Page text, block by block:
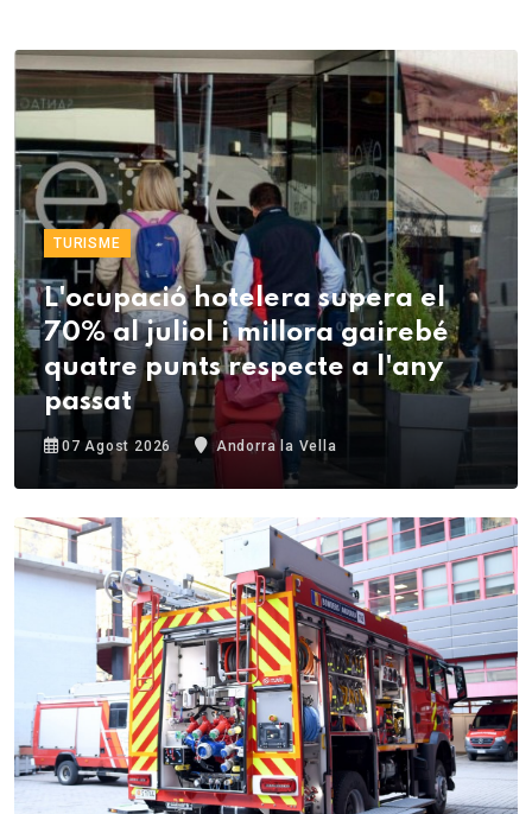
TURISME
L'ocupació hotelera supera el
70% al juliol i millora gairebé
quatre punts respecte a l'any
passat
07 Agost 2026 Andorra la Vella